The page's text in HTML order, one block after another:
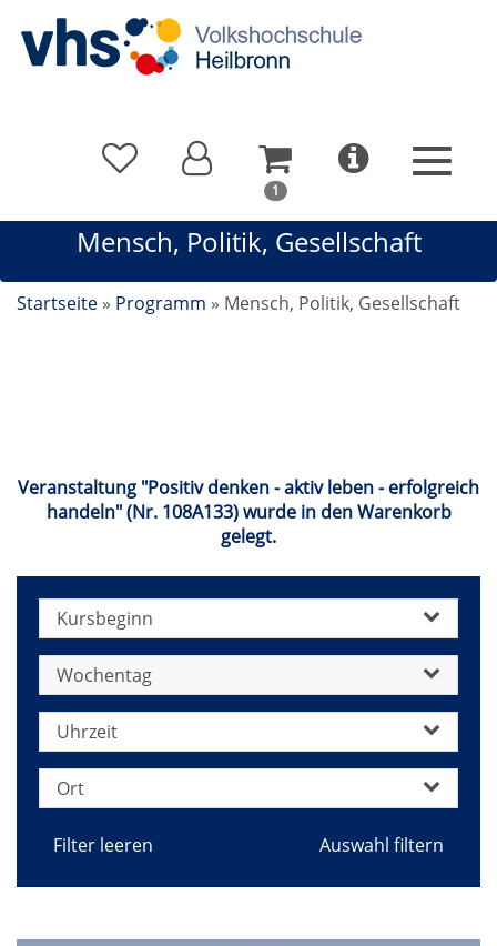
1 In
Warenkorb
sich
1
Mensch, Politik, Gesellschaft
Startseite » Programm » Mensch, Politik, Gesellschaft
Veranstaltung "Positiv denken - aktiv leben - erfolgreich
handeln" (Nr. 108A133) wurde in den Warenkorb
gelegt.
Kursbeginn
Wochentag
Uhrzeit
Ort
Filter leeren